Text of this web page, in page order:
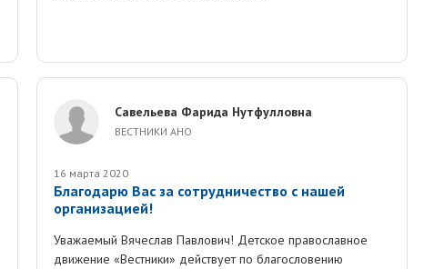
Савельева Фарида Нутфулловна
ВЕСТНИКИ АНО
16 марта 2020
Благодарю Вас за сотрудничество с нашей
организацией!
Уважаемый Вячеслав Павлович! Детское православное
движение «Вестники» действует по благословению